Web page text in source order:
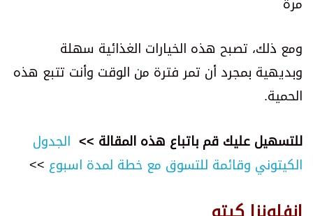
ومع ذلك، تصبح هذه الخيارات الغذائية سهلة
وبديهية بمجرد أن تمر فترة من الوقت وأنت تتبع هذه
الحمية.
للتسهيل عليك قم باتباع هذه المقالة >> الجدول
الكيتوني وقائمة للتسوق مع خطة لمدة اسبوع >>